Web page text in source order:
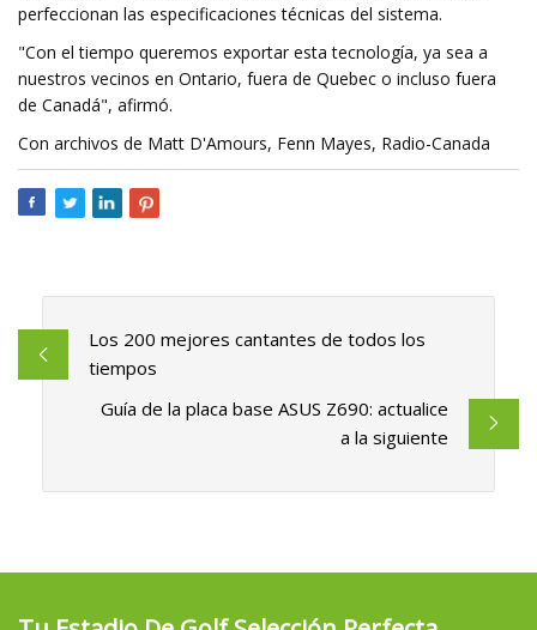
perfeccionan las especificaciones técnicas del sistema.
"Con el tiempo queremos exportar esta tecnología, ya sea a
nuestros vecinos en Ontario, fuera de Quebec o incluso fuera
de Canadá", afirmó.
Con archivos de Matt D'Amours, Fenn Mayes, Radio-Canada
Los 200 mejores cantantes de todos los
tiempos
Guía de la placa base ASUS Z690: actualice
a la siguiente